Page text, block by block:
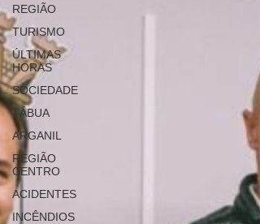
REGIÃO
TURISMO
ÚLTIMAS
HORAS
SOCIEDADE
TÁBUA
ARGANIL
REGIÃO
CENTRO
ACIDENTES
INCÊNDIOS